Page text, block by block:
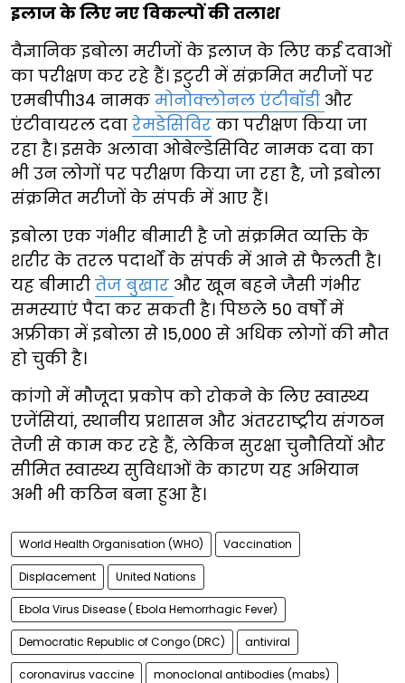
इलाज के लिए नए विकल्पों की तलाश
वैज्ञानिक इबोला मरीजों के इलाज के लिए कई दवाओं
का परीक्षण कर रहे हैं। इटुरी में संक्रमित मरीजों पर
एमबीपी134 नामक मोनोक्लोनल एंटीबॉडी और
एंटीवायरल दवा रेमडेसिविर का परीक्षण किया जा
रहा है। इसके अलावा ओबेल्डेसिविर नामक दवा का
भी उन लोगों पर परीक्षण किया जा रहा है, जो इबोला
संक्रमित मरीजों के संपर्क में आए हैं।
इबोला एक गंभीर बीमारी है जो संक्रमित व्यक्ति के
शरीर के तरल पदार्थों के संपर्क में आने से फैलती है।
यह बीमारी तेज बुखार और खून बहने जैसी गंभीर
समस्याएं पैदा कर सकती है। पिछले 50 वर्षों में
अफ्रीका में इबोला से 15,000 से अधिक लोगों की मौत
हो चुकी है।
कांगो में मौजूदा प्रकोप को रोकने के लिए स्वास्थ्य
एजेंसियां, स्थानीय प्रशासन और अंतरराष्ट्रीय संगठन
तेजी से काम कर रहे हैं, लेकिन सुरक्षा चुनौतियों और
सीमित स्वास्थ्य सुविधाओं के कारण यह अभियान
अभी भी कठिन बना हुआ है।
World Health Organisation (WHO) Vaccination
Displacement United Nations
Ebola Virus Disease ( Ebola Hemorrhagic Fever)
Democratic Republic of Congo (DRC) antiviral
coronavirus vaccine monoclonal antibodies (mabs)